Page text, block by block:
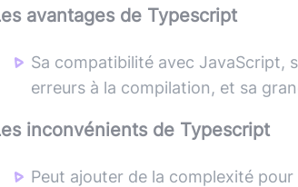
avantages de Typescript
Sa compatibilité avec JavaScript,
erreurs à la compilation, et sa
inconvénients de Typescript
Peut ajouter de la complexité